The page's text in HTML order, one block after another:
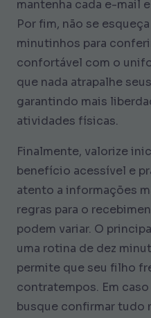
mantenha cada e-mail
Por fim, não se
minutinhos para
confortável com o
que nada atrapalhe
garantindo mais
atividades físicas.
Finalmente, valorize
benefício acessível e
atento a informações
regras para o
podem variar. O
uma rotina de dez
permite que seu filho
contratempos. Em
busque confirmar tudo